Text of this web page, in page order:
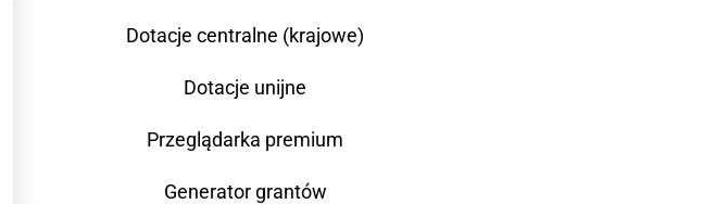
Dotacje centralne (krajowe)
Dotacje unijne
Przeglądarka premium
Generator grantów